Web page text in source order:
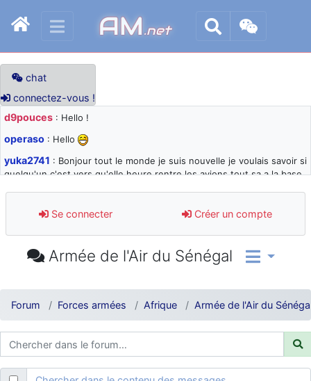
AM.net
chat
connectez-vous !
d9pouces : Hello !
operaso : Hello
yuka2741 : Bonjour tout le monde je suis nouvelle je voulais savoir si
quelqu'un c'est vers qu'elle heure rentre les avions tout sa a la base
d9pouces: désolé pour les quelques blocages du site ces derniers
jours : je teste des méthodes contre le spam et les bots trop nocifs
paxwax: Super, la nouvelle bannière
comprendre
d9pouces: ouakamois > si tu parles du sujet sur l'Armée de l'Air,
bien sûr que oui !
je suis un avion@,._,+: Bonjour je viens d'arriver il y a quelques
moi et quelques avions n'ont pas les mêmes noms qu'aujourd'hui
Se connecter Créer un compte
Armée de l'Air du Sénégal
Forum Forces armées Afrique Armée de l'Air du